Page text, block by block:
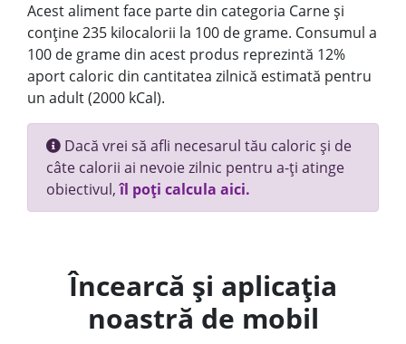
Acest aliment face parte din categoria Carne și
conține 235 kilocalorii la 100 de grame. Consumul a
100 de grame din acest produs reprezintă 12%
aport caloric din cantitatea zilnică estimată pentru
un adult (2000 kCal).
Dacă vrei să afli necesarul tău caloric și de
câte calorii ai nevoie zilnic pentru a-ți atinge
obiectivul,îl poți calcula aici.
Încearcă și aplicația
noastră de mobil